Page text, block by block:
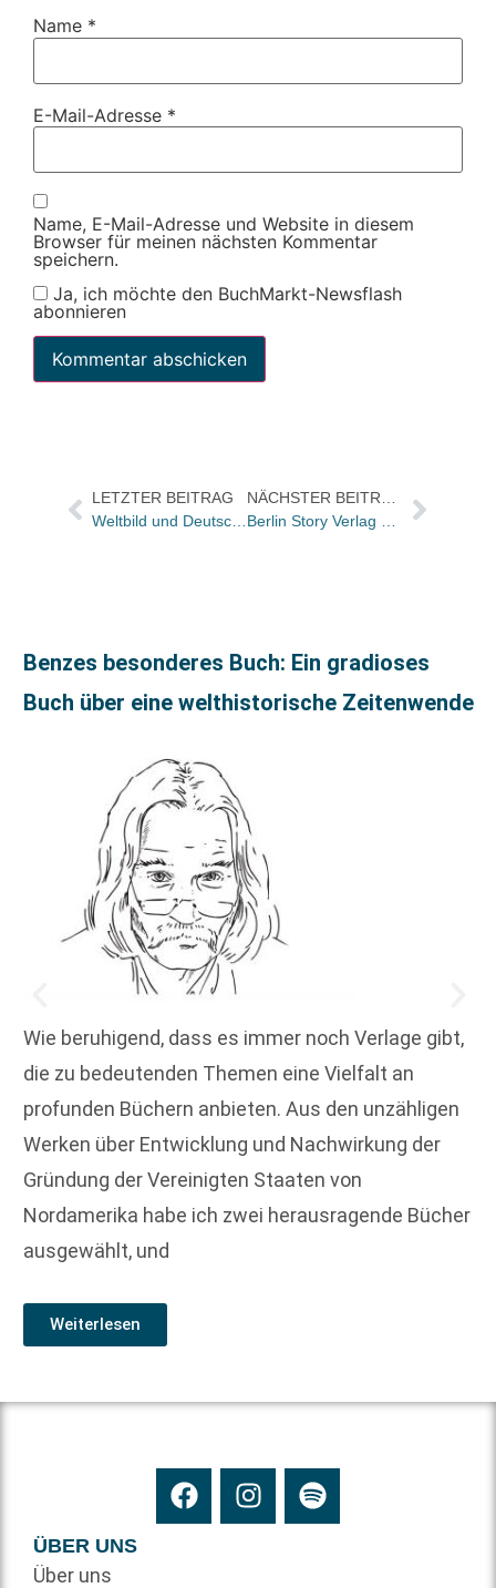
Name *
E-Mail-Adresse *
Name, E-Mail-Adresse und Website in diesem
Browser für meinen nächsten Kommentar
speichern.
Ja, ich möchte den BuchMarkt-Newsflash
abonnieren
LETZTER BEITRAG
Weltbild und Deutsche Post liefern wieder zur Geisterstunde / Weltbild.de-Umfrage: Wie die Fans sich die Wartezeit verkürzen
NÄCHSTER BEITRAG
Berlin Story Verlag präsentierte den druckfrischen Wegweiser „Kaiserzeit und Moderne“
Benzes besonderes Buch: Ein gradioses
Buch über eine welthistorische Zeitenwende
Wie beruhigend, dass es immer noch Verlage gibt,
die zu bedeutenden Themen eine Vielfalt an
profunden Büchern anbieten. Aus den unzähligen
Werken über Entwicklung und Nachwirkung der
Gründung der Vereinigten Staaten von
Nordamerika habe ich zwei herausragende Bücher
ausgewählt, und
Weiterlesen
ÜBER UNS
Über uns